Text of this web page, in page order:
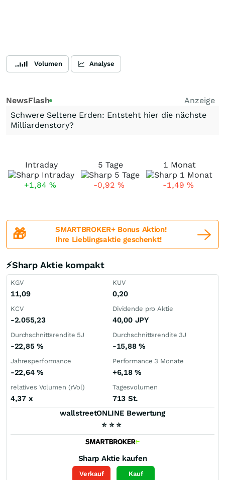
Volumen Analyse
NewsFlash
Anzeige
Schwere Seltene Erden: Entsteht hier die nächste
Milliardenstory?
Intraday
+1,84 %
5 Tage
-0,92 %
1 Monat
-1,49 %
🎁
SMARTBROKER+ Bonus Aktion!
Ihre Lieblingsaktie geschenkt!
⚡Sharp Aktie kompakt
KGV
11,09
KUV
0,20
KCV
-2.055,23
Dividende pro Aktie
40,00 JPY
Durchschnittsrendite 5J
-22,85 %
Durchschnittsrendite 3J
-15,88 %
Jahresperformance
-22,64 %
Performance 3 Monate
+6,18%
relatives Volumen (rVol)
4,37 x
Tagesvolumen
713 St.
wallstreetONLINE Bewertung
⭐ ⭐ ⭐
Sharp Aktie kaufen
Verkauf Kauf